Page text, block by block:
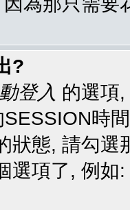
?
登入 的選項
時
狀態, 請勾
選項了, 例